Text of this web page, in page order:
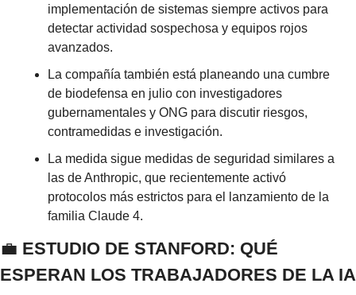
implementación de sistemas siempre activos para
detectar actividad sospechosa y equipos rojos
avanzados.
La compañía también está planeando una cumbre
de biodefensa en julio con investigadores
gubernamentales y ONG para discutir riesgos,
contramedidas e investigación.
La medida sigue medidas de seguridad similares a
las de Anthropic, que recientemente activó
protocolos más estrictos para el lanzamiento de la
familia Claude 4.
💼 ESTUDIO DE STANFORD: QUÉ
ESPERAN LOS TRABAJADORES DE LA IA